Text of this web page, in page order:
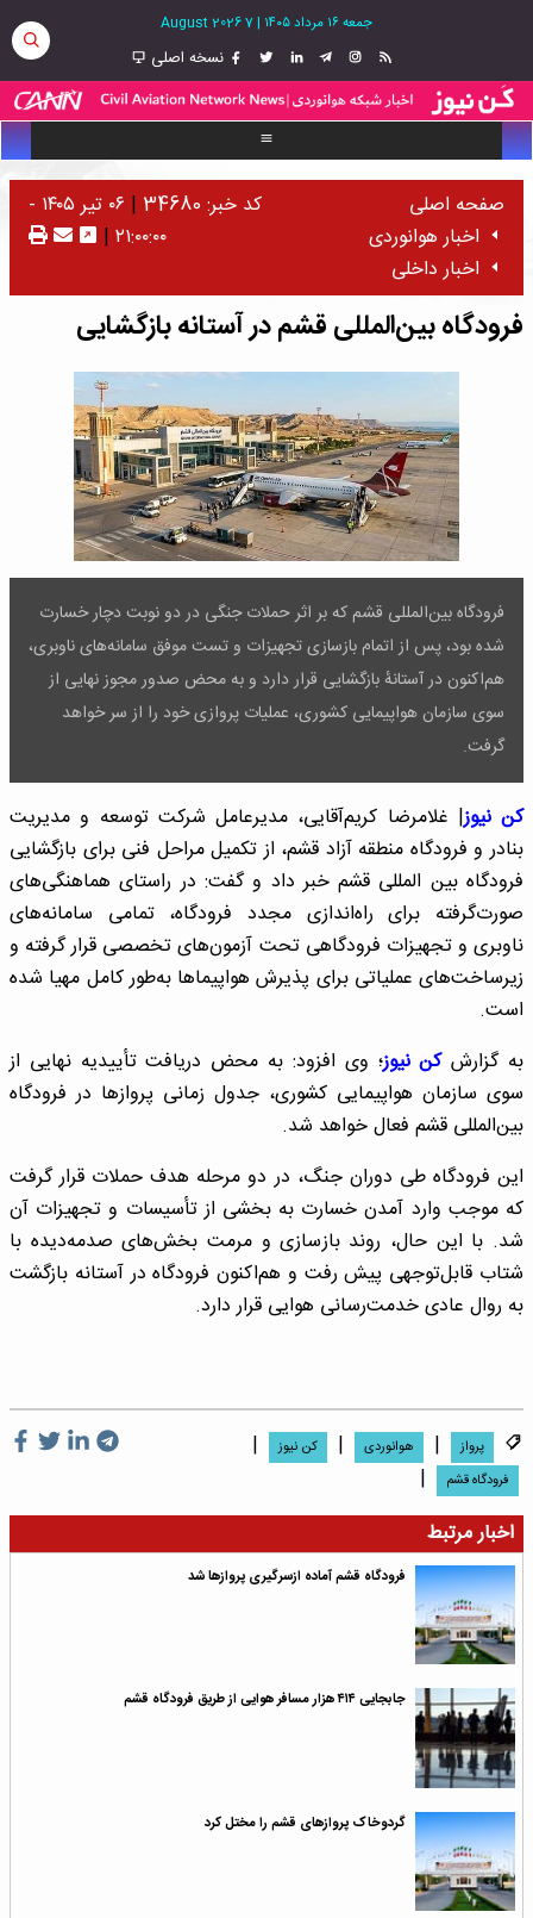
جمعه ۱۶ مرداد ۱۴۰۵ |
7 August 2026
نسخه اصلی
صفحه اصلی
اخبار هوانوردی
اخبار داخلی
کد خبر: 34680 |
۰۶ تیر ۱۴۰۵ -
۲۱:۰۰:۰۰ |
فرودگاه بین‌المللی قشم در آستانه بازگشایی
فرودگاه بین‌المللی قشم که بر اثر حملات جنگی در دو نوبت دچار خسارت
شده بود، پس از اتمام بازسازی تجهیزات و تست موفق سامانه‌های ناوبری،
هم‌اکنون در آستانهٔ بازگشایی قرار دارد و به محض صدور مجوز نهایی از
سوی سازمان هواپیمایی کشوری، عملیات پروازی خود را از سر خواهد
گرفت.
کن نیوز| غلامرضا کریم‌آقایی، مدیرعامل شرکت توسعه و مدیریت
بنادر و فرودگاه منطقه آزاد قشم، از تکمیل مراحل فنی برای بازگشایی
فرودگاه بین المللی قشم خبر داد و گفت: در راستای هماهنگی‌های
صورت‌گرفته برای راه‌اندازی مجدد فرودگاه، تمامی سامانه‌های
ناوبری و تجهیزات فرودگاهی تحت آزمون‌های تخصصی قرار گرفته و
زیرساخت‌های عملیاتی برای پذیرش هواپیماها به‌طور کامل مهیا شده
است.
به گزارشکن نیوز؛ وی افزود: به محض دریافت تأییدیه نهایی از
سوی سازمان هواپیمایی کشوری، جدول زمانی پروازها در فرودگاه
بین‌المللی قشم فعال خواهد شد.
این فرودگاه طی دوران جنگ، در دو مرحله هدف حملات قرار گرفت
که موجب وارد آمدن خسارت به بخشی از تأسیسات و تجهیزات آن
شد. با این حال، روند بازسازی و مرمت بخش‌های صدمه‌دیده با
شتاب قابل‌توجهی پیش رفت و هم‌اکنون فرودگاه در آستانه بازگشت
به روال عادی خدمت‌رسانی هوایی قرار دارد.
پرواز | هوانوردی | کن نیوز |
فرودگاه قشم
|
اخبار مرتبط
فرودگاه قشم آماده ازسرگیری پروازها شد
جابجایی ۴۱۴ هزار مسافر هوایی از طریق فرودگاه قشم
گردوخاک پروازهای قشم را مختل کرد